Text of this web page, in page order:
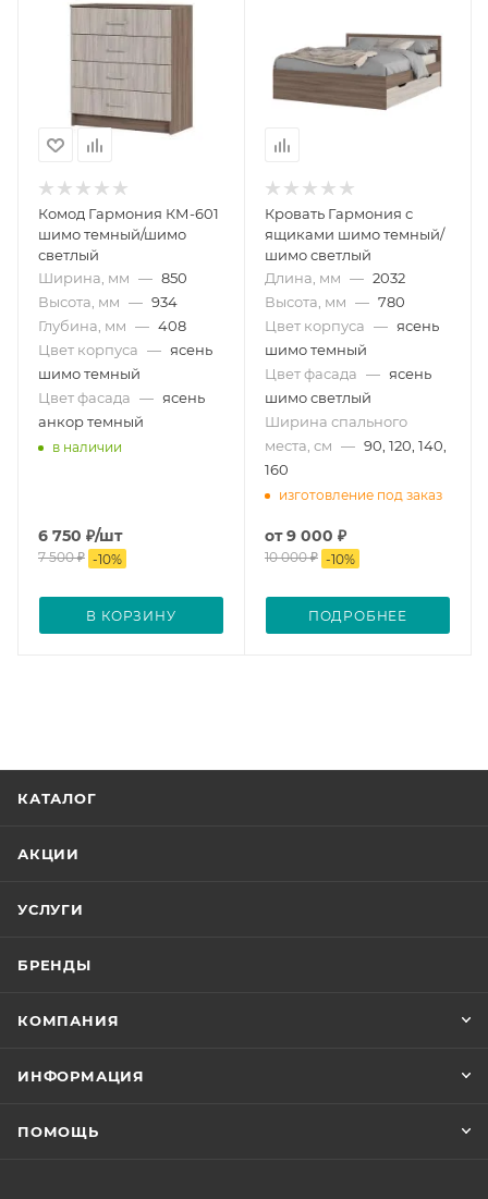
Комод Гармония КМ-601
шимо темный/шимо
светлый
Ширина, мм — 850
Высота, мм — 934
Глубина, мм — 408
Цвет корпуса — ясень
шимо темный
Цвет фасада — ясень
анкор темный
в наличии
6 750 ₽/шт
7 500₽ -10%
В КОРЗИНУ
Кровать Гармония с
ящиками шимо темный/
шимо светлый
Длина, мм — 2032
Высота, мм — 780
Цвет корпуса — ясень
шимо темный
Цвет фасада — ясень
шимо светлый
Ширина спального
места, см — 90, 120, 140,
160
изготовление под заказ
от9 000 ₽
10 000 ₽ -10%
ПОДРОБНЕЕ
КАТАЛОГ
АКЦИИ
УСЛУГИ
БРЕНДЫ
КОМПАНИЯ
ИНФОРМАЦИЯ
ПОМОЩЬ